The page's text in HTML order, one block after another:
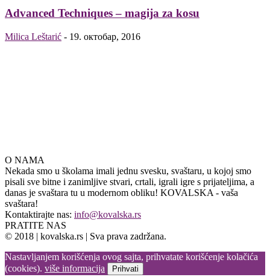
Advanced Techniques – magija za kosu
Milica Leštarić - 19. октобар, 2016
O NAMA
Nekada smo u školama imali jednu svesku, svaštaru, u kojoj smo
pisali sve bitne i zanimljive stvari, crtali, igrali igre s prijateljima, a
danas je svaštara tu u modernom obliku! KOVALSKA - vaša
svaštara!
Kontaktirajte nas: info@kovalska.rs
PRATITE NAS
© 2018 | kovalska.rs | Sva prava zadržana.
Nastavljanjem korišćenja ovog sajta, prihvatate korišćenje kolačića
(cookies). više informacija Prihvati